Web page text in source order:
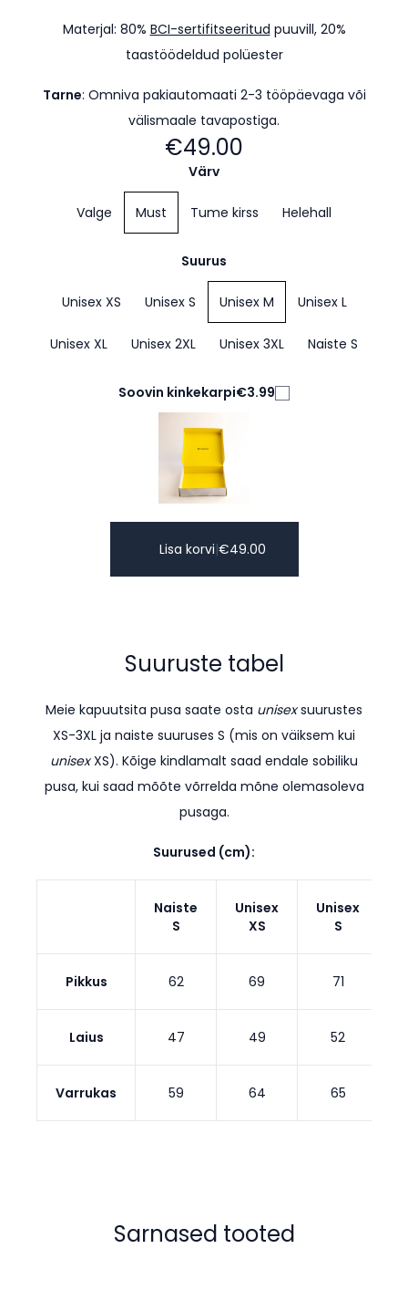
Materjal: 80% BCI-sertifitseeritud puuvill, 20%
taastöödeldud polüester
Tarne: Omniva pakiautomaati 2-3 tööpäevaga või
välismaale tavapostiga.
€49.00
Värv
Valge Must Tume kirss Helehall
Suurus
Unisex XS Unisex S Unisex M Unisex L
Unisex XL Unisex 2XL Unisex 3XL Naiste S
Soovin kinkekarpi€3.99
Lisa korvi|€49.00
Suuruste tabel
Meie kapuutsita pusa saate osta unisexsuurustes
XS-3XL ja naiste suuruses S (mis on väiksem kui
unisexXS). Kõige kindlamalt saad endale sobiliku
pusa, kui saad mõõte võrrelda mõne olemasoleva
pusaga.
Suurused (cm):
Naiste
S
Unisex
XS
Unisex
S
Pikkus 62 69 71
Laius 47 49 52
Varrukas 59 64 65
Sarnased tooted